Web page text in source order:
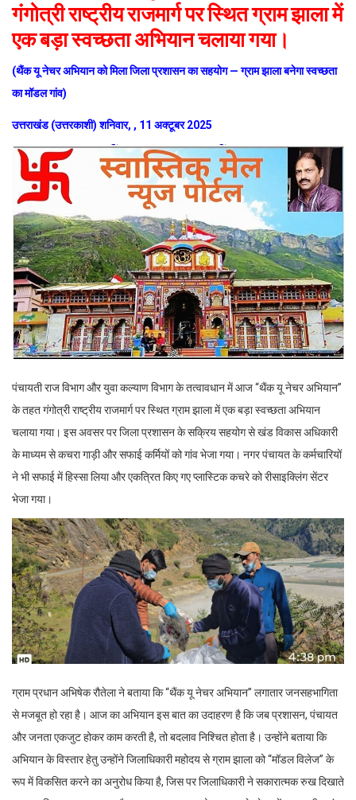
गंगोत्री राष्ट्रीय राजमार्ग पर स्थित ग्राम झाला में
एक बड़ा स्वच्छता अभियान चलाया गया।
(थैंक यू नेचर अभियान को मिला जिला प्रशासन का सहयोग — ग्राम झाला बनेगा स्वच्छता
का मॉडल गांव)
उत्तराखंड (उत्तरकाशी) शनिवार, , 11 अक्टूबर 2025
पंचायती राज विभाग और युवा कल्याण विभाग के तत्वावधान में आज “थैंक यू नेचर अभियान”
के तहत गंगोत्री राष्ट्रीय राजमार्ग पर स्थित ग्राम झाला में एक बड़ा स्वच्छता अभियान
चलाया गया। इस अवसर पर जिला प्रशासन के सक्रिय सहयोग से खंड विकास अधिकारी
के माध्यम से कचरा गाड़ी और सफाई कर्मियों को गांव भेजा गया। नगर पंचायत के कर्मचारियों
ने भी सफाई में हिस्सा लिया और एकत्रित किए गए प्लास्टिक कचरे को रीसाइक्लिंग सेंटर
भेजा गया।
ग्राम प्रधान अभिषेक रौतेला ने बताया कि “थैंक यू नेचर अभियान” लगातार जनसहभागिता
से मजबूत हो रहा है। आज का अभियान इस बात का उदाहरण है कि जब प्रशासन, पंचायत
और जनता एकजुट होकर काम करती है, तो बदलाव निश्चित होता है। उन्होंने बताया कि
अभियान के विस्तार हेतु उन्होंने जिलाधिकारी महोदय से ग्राम झाला को “मॉडल विलेज” के
रूप में विकसित करने का अनुरोध किया है, जिस पर जिलाधिकारी ने सकारात्मक रुख दिखाते